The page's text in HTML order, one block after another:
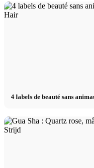
4 labels de beauté sans